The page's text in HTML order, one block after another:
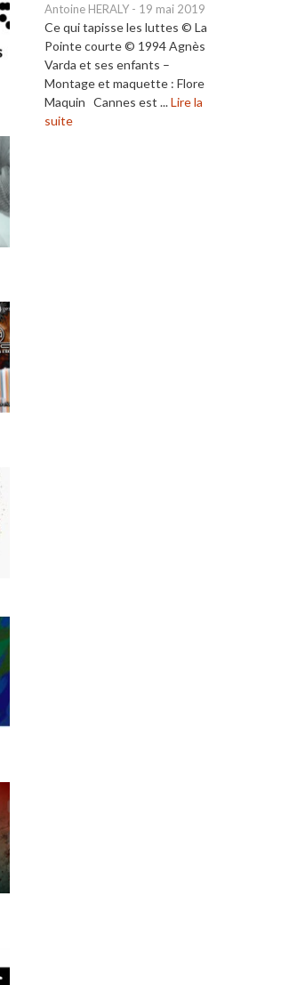
Antoine HERALY - 19 mai 2019
Ce qui tapisse les luttes © La
Pointe courte © 1994 Agnès
Varda et ses enfants –
Montage et maquette : Flore
Maquin Cannes est ...Lire la
suite